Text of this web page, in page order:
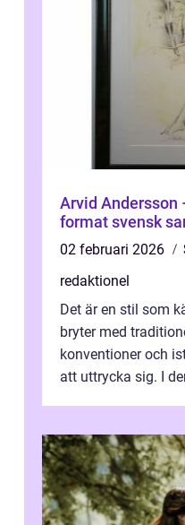
Arvid Andersson
format svensk
02 februari 2026
redaktionel
Det är en stil som
bryter med
konventioner och
att uttrycka sig. I